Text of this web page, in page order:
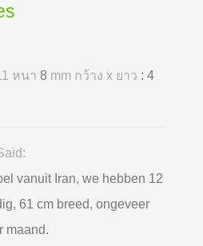
หนา 8 mm กว้าง x ยาว : 4
vanuit Iran, we hebben 12
61 cm breed, ongeveer
maand.